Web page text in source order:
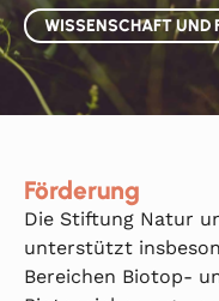
WISSENSCHAFT UND
Förderung
Die Stiftung Natur
unterstützt
Bereichen Biotop-